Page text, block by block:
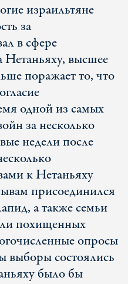
израильтяне
за
в сфере
Нетаньяху, высшее
поражает то, что
одной из самых
за несколько
недели после
к Нетаньяху
присоединился
а также семьи
похищенных
опросы
выборы состоялись
было бы